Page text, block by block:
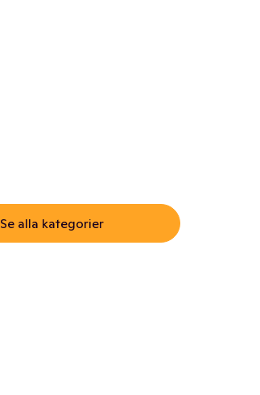
Se alla kategorier